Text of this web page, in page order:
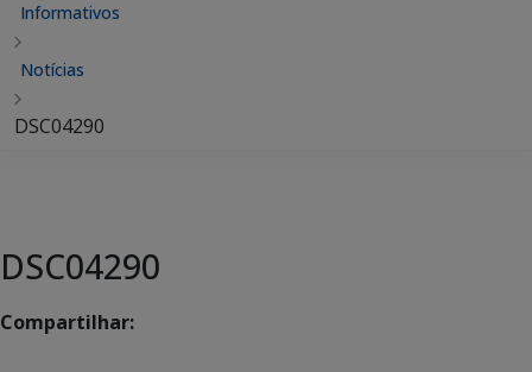
Informativos
Notícias
DSC04290
DSC04290
Compartilhar: